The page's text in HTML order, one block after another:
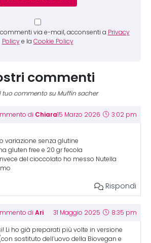
via e-mail, acconsenti a Privacy
Policy e la Cookie Policy
commenti
tuo commento su Muffin sacher
di Chiara15 Marzo 2026 3:02 pm
variazione senza glutine
gluten free e 20 gr fecola
del cioccolato ho messo Nutella
Rispondi
di Ari 31 Maggio 2025 8:35 pm
Li ho già preparati più volte in versione
sostituto dell’uovo della Biovegan e